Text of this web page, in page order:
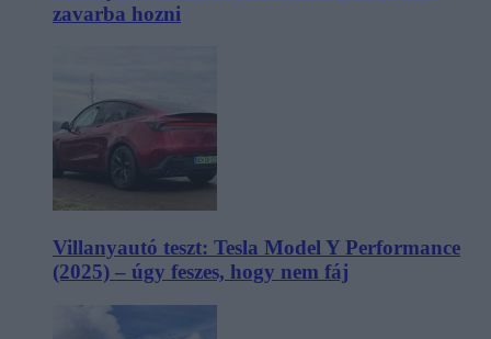
zavarba hozni
Villanyautó teszt: Tesla Model Y Performance
(2025) – úgy feszes, hogy nem fáj